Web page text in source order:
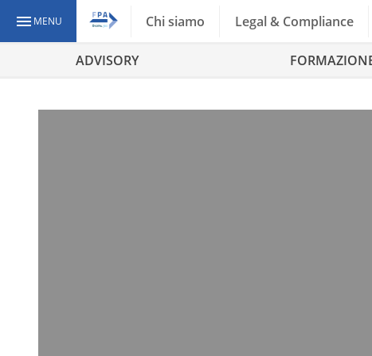
MENU Chi siamo Legal & Compliance
ADVISORY